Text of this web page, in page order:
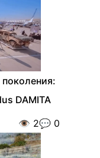
DAMITA
👁️ 2💬 0